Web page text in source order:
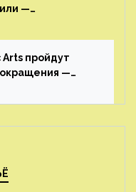
—
вернется
пройдут
—